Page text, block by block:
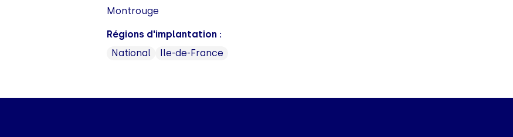
Montrouge
Régions d'implantation :
National
Ile-de-France